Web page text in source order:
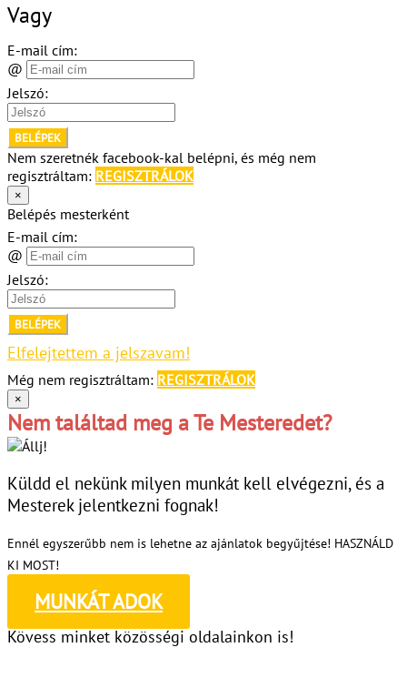
Vagy
E-mail cím:
@
Jelszó:
BELÉPEK
Nem szeretnék facebook-kal belépni, és még nem
regisztráltam: REGISZTRÁLOK
×
Belépés mesterként
E-mail cím:
@
Jelszó:
BELÉPEK
Elfelejtettem a jelszavam!
Még nem regisztráltam: REGISZTRÁLOK
×
Nem találtad meg a Te Mesteredet?
Küldd el nekünk milyen munkát kell elvégezni, és a
Mesterek jelentkezni fognak!
Ennél egyszerűbb nem is lehetne az ajánlatok begyűjtése! HASZNÁLD
KI MOST!
MUNKÁT ADOK
Kövess minket közösségi oldalainkon is!